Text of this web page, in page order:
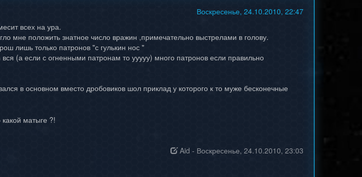
Воскресенье, 24.10.2010, 22:47
всех на ура.
мне положить знатное число вражин ,примечательно выстрелами в голову.
лишь только патронов "с гулькин нос "
(а если с огненными патронам то ууууу) много патронов если правильно
в основном вместо дробовиков шол приклад у которого к то муже бесконечные
матыге ?!
Aid - Воскресенье, 24.10.2010, 23:03